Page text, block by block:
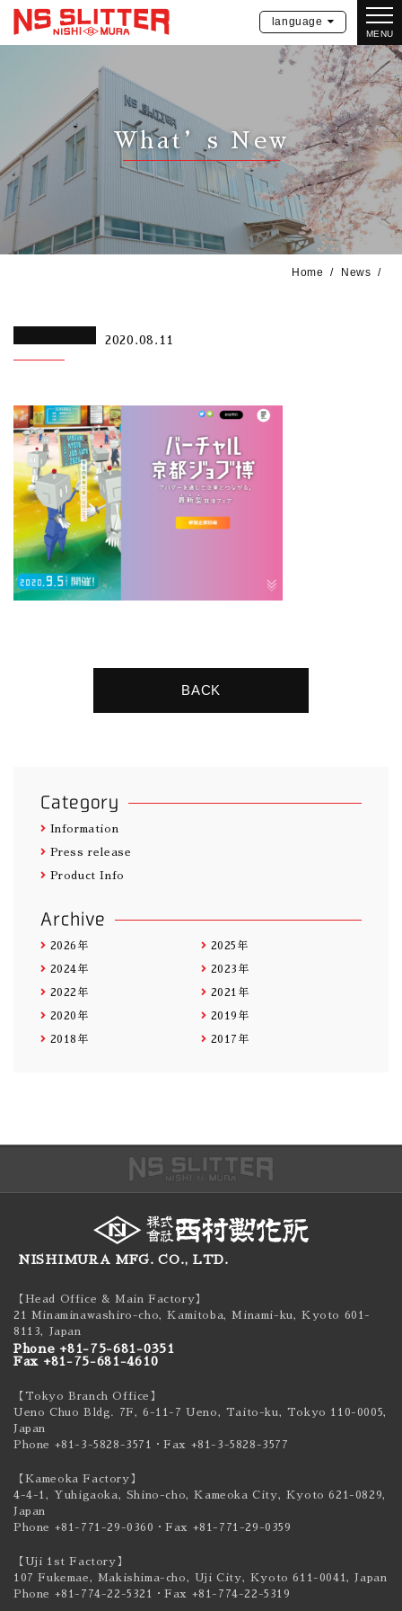
MENU
language
What’s New
Home News
2020.08.11
BACK
Category
Information
Press release
Product Info
Archive
2026年 2025年
2024年 2023年
2022年 2021年
2020年 2019年
2018年 2017年
NISHIMURA MFG. CO., LTD.
【Head Office & Main Factory】
21 Minaminawashiro-cho, Kamitoba, Minami-ku,Kyoto 601-
8113, Japan
Phone +81-75-681-0351
Fax +81-75-681-4610
【Tokyo Branch Office】
Ueno Chuo Bldg. 7F, 6-11-7 Ueno, Taito-ku, Tokyo 110-0005,
Japan
Phone +81-3-5828-3571
・Fax +81-3-5828-3577
【Kameoka Factory】
4-4-1, Yuhigaoka, Shino-cho, Kameoka City, Kyoto 621-0829,
Japan
Phone +81-771-29-0360 ・Fax +81-771-29-0359
【Uji 1st Factory】
107 Fukemae, Makishima-cho, Uji City, Kyoto 611-0041, Japan
Phone +81-774-22-5321
・Fax +81-774-22-5319